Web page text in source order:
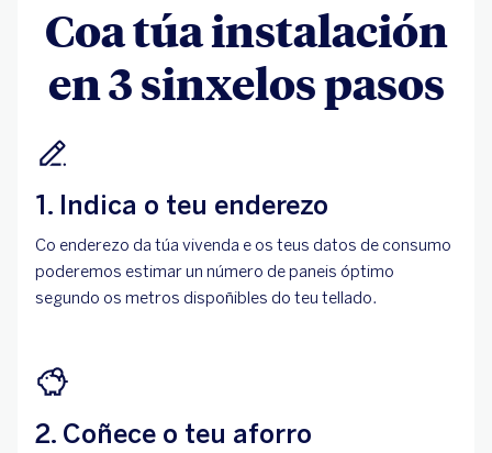
Coa túa instalación
en 3 sinxelos pasos
1. Indica o teu enderezo
Co enderezo da túa vivenda e os teus datos de consumo
poderemos estimar un número de paneis óptimo
segundo os metros dispoñibles do teu tellado.
2. Coñece o teu aforro